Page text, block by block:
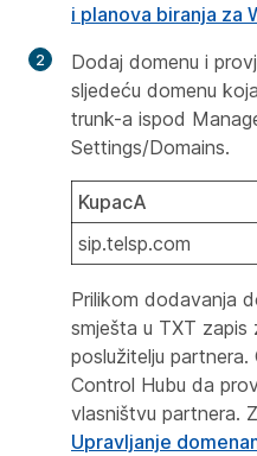
i planova biranja za
Dodaj domenu i
sljedeću domenu
trunk-a ispod
Settings/Domains.
KupacA
sip.telsp.com
Prilikom dodavanja
smješta u TXT zapis
poslužitelju partnera.
Control Hubu da
vlasništvu partnera.
Upravljanje